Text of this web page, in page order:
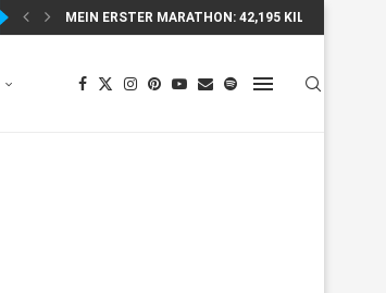
MEIN ERSTER MARATHON: 42,195 KILOMETER